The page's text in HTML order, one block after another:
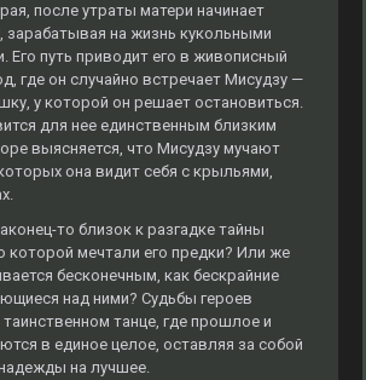
после утраты матери начинает
зарабатывая на жизнь кукольными
Его путь приводит его в живописный
где он случайно встречает Мисудзу —
у которой он решает остановиться.
для нее единственным близким
выясняется, что Мисудзу мучают
она видит себя с крыльями,
то близок к разгадке тайны
которой мечтали его предки? Или же
бесконечным, как бескрайние
над ними? Судьбы героев
танце, где прошлое и
в единое целое, оставляя за собой
на лучшее.